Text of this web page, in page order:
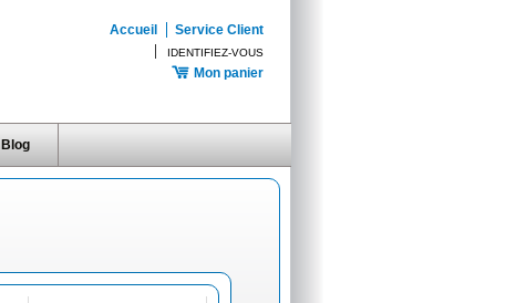
Accueil Service Client
IDENTIFIEZ-VOUS
Mon panier
Blog